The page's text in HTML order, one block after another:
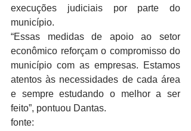
execuções judiciais por parte do
município.
“Essas medidas de apoio ao setor
econômico reforçam o compromisso do
município com as empresas. Estamos
atentos às necessidades de cada área
e sempre estudando o melhor a ser
feito”, pontuou Dantas.
fonte: